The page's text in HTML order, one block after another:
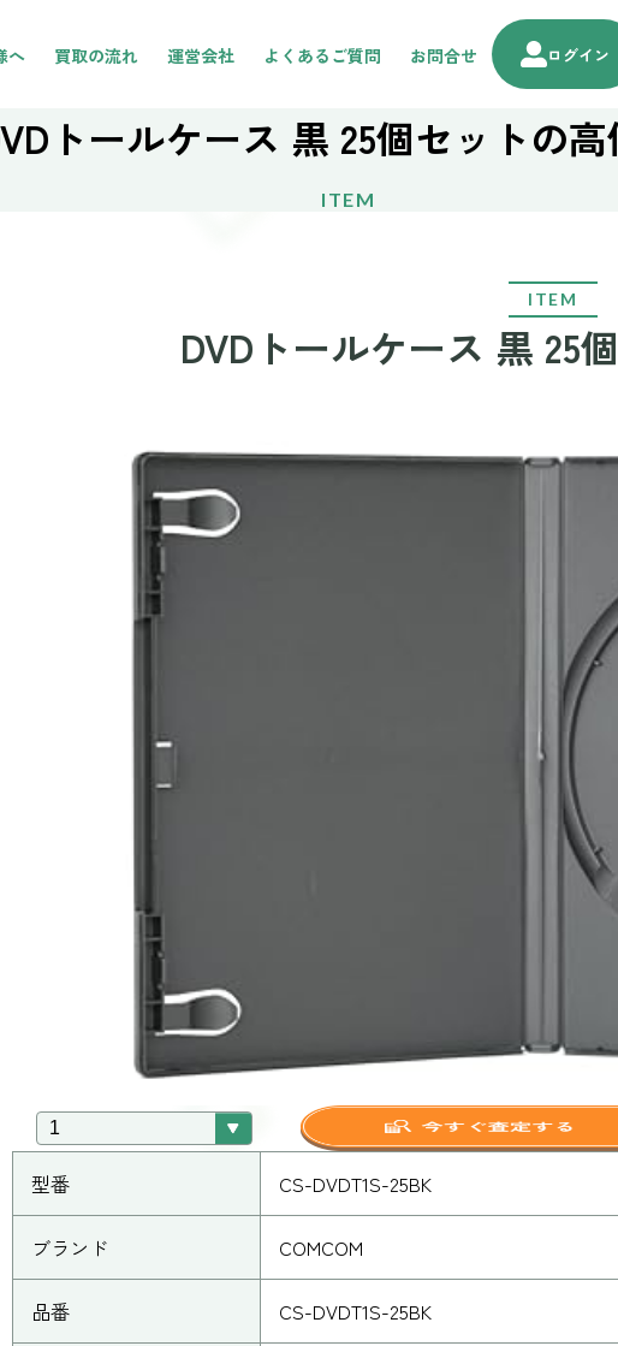
へ 買取の流れ 運営会社 よくあるご質問 お問合せ ログイン
トールケース 黒 25個セットの
ITEM
ITEM
DVDトールケース 黒 25
型番 CS-DVDT1S-25BK
ブランド COMCOM
品番 CS-DVDT1S-25BK